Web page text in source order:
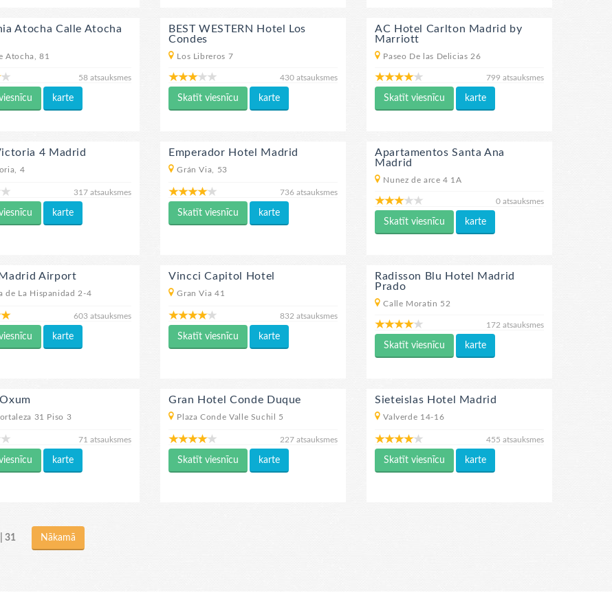
Atocha Calle Atocha
Atocha, 81
58 atsauksmes
karte
BEST WESTERN Hotel Los
Condes
Los Libreros 7
430 atsauksmes
Skatīt viesnīcu karte
AC Hotel Carlton Madrid by
Marriott
Paseo De las Delicias 26
799 atsauksmes
Skatīt viesnīcu karte
4 Madrid
4
317 atsauksmes
karte
Emperador Hotel Madrid
Grán Via, 53
736 atsauksmes
Skatīt viesnīcu karte
Apartamentos Santa Ana
Madrid
Nunez de arce 4 1A
0 atsauksmes
Skatīt viesnīcu karte
Airport
de La Hispanidad 2-4
603 atsauksmes
karte
Vincci Capitol Hotel
Gran Via 41
832 atsauksmes
Skatīt viesnīcu karte
Radisson Blu Hotel Madrid
Prado
Calle Moratin 52
172 atsauksmes
Skatīt viesnīcu karte
31 Piso 3
71 atsauksmes
karte
Gran Hotel Conde Duque
Plaza Conde Valle Suchil 5
227 atsauksmes
Skatīt viesnīcu karte
Sieteislas Hotel Madrid
Valverde 14-16
455 atsauksmes
Skatīt viesnīcu karte
31 Nākamā